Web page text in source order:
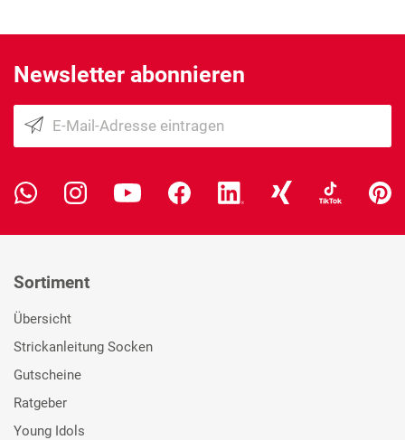
Newsletter abonnieren
Sortiment
Übersicht
Strickanleitung Socken
Gutscheine
Ratgeber
Young Idols